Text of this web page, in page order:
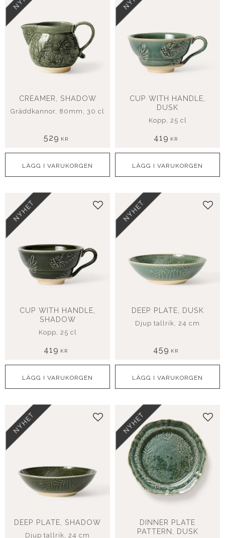
CREAMER, SHADOW
Gräddkannor, 80mm, 30 cl
529 KR
CUP WITH HANDLE,
DUSK
Kopp, 25 cl
419 KR
CUP WITH HANDLE,
SHADOW
Kopp, 25 cl
419 KR
NYHET Lägg till i favoriter
DEEP PLATE, DUSK
Djup tallrik, 24 cm
459 KR
NYHET
DEEP PLATE, SHADOW
Djup tallrik, 24 cm
NYHET Lägg till i favoriter
DINNER PLATE
PATTERN, DUSK
NYHET